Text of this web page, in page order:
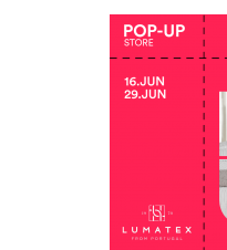
uma
colcha
administrador
que